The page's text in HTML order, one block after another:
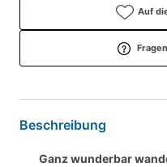
Auf
Beschreibung
Ganz wunderbar